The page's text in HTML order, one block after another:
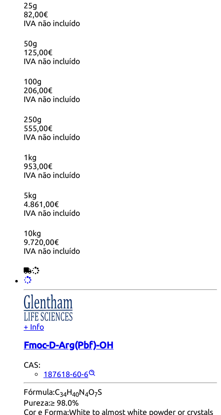
25g
82,00€
IVA não incluído
50g
125,00€
IVA não incluído
100g
206,00€
IVA não incluído
250g
555,00€
IVA não incluído
1kg
953,00€
IVA não incluído
5kg
4.861,00€
IVA não incluído
10kg
9.720,00€
IVA não incluído
+ Info
Fmoc-D-Arg(Pbf)-OH
CAS:
187618-60-6
Fórmula:C34H40N4O7S
Pureza:≥ 98.0%
Cor e Forma:White to almost white powder or crystals